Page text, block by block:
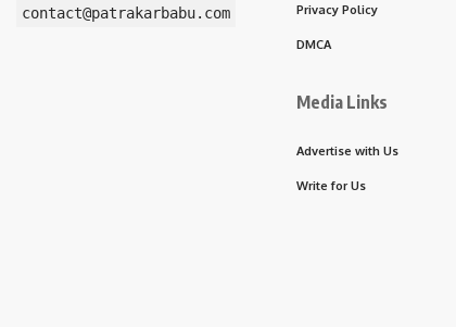
contact@patrakarbabu.com Privacy Policy
DMCA
Media Links
Advertise with Us
Write for Us